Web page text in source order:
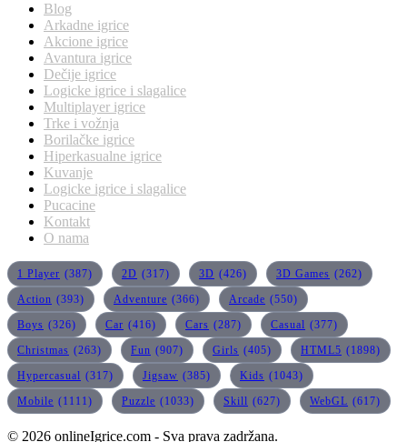
Blog
Arkadne igrice
Akcione igrice
Avantura igrice
Dečije igrice
Logicke igrice i slagalice
Multiplayer igrice
Trke i vožnja
Borilačke igrice
Hiperkasualne igrice
Kuvanje
Logicke igrice i slagalice
Pucacine
Kontakt
O nama
1 Player (387) 2D (317) 3D (426) 3D Games (262)
Action (393) Adventure (366) Arcade (550)
Boys (326) Car (416) Cars (287) Casual (377)
Christmas (263) Fun (907) Girls (405) HTML5 (1898)
Hypercasual (317) Jigsaw (385) Kids (1043)
Mobile (1111) Puzzle (1033) Skill (627) WebGL (617)
© 2026 onlineIgrice.com - Sva prava zadržana.